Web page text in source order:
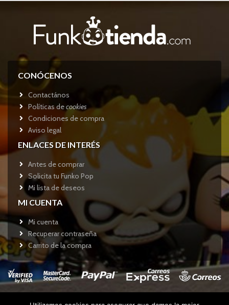
CONÓCENOS
Contactános
Políticas decookies
Condiciones de compra
Aviso legal
ENLACES DE INTERÉS
Antes de comprar
Solicita tu Funko Pop
Mi lista de deseos
MI CUENTA
Mi cuenta
Recuperar contraseña
Carrito de la compra